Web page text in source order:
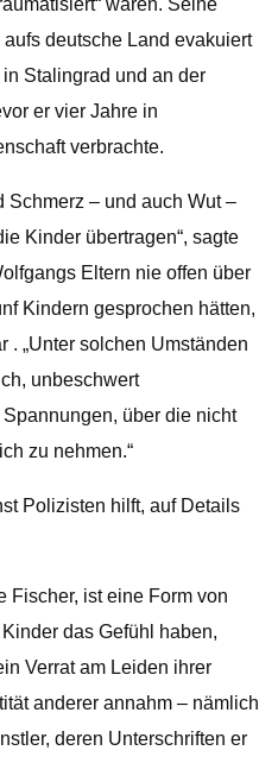
waren. Seine
deutsche Land evakuiert
Stalingrad und an der
er vier Jahre in
verbrachte.
Schmerz – und auch Wut –
Kinder übertragen“, sagte
Eltern nie offen über
Kindern gesprochen hätten,
. „Unter solchen Umständen
unbeschwert
über die nicht
zu nehmen.“
Polizisten hilft, auf Details
Fischer, ist eine Form von
das Gefühl haben,
Verrat am Leiden ihrer
anderer annahm – nämlich
deren Unterschriften er